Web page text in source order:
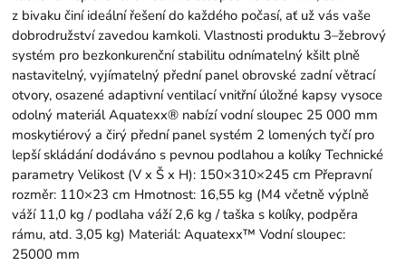
z bivaku činí ideální řešení do každého počasí, ať už vás vaše
dobrodružství zavedou kamkoli. Vlastnosti produktu 3–žebrový
systém pro bezkonkurenční stabilitu odnímatelný kšilt plně
nastavitelný, vyjímatelný přední panel obrovské zadní větrací
otvory, osazené adaptivní ventilací vnitřní úložné kapsy vysoce
odolný materiál Aquatexx® nabízí vodní sloupec 25 000 mm
moskytiérový a čirý přední panel systém 2 lomených tyčí pro
lepší skládání dodáváno s pevnou podlahou a kolíky Technické
parametry Velikost (V x Š x H): 150×310×245 cm Přepravní
rozměr: 110×23 cm Hmotnost: 16,55 kg (M4 včetně výplně
váží 11,0 kg / podlaha váží 2,6 kg / taška s kolíky, podpěra
rámu, atd. 3,05 kg) Materiál: Aquatexx™ Vodní sloupec:
25000 mm